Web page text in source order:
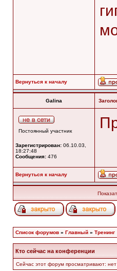
Вернуться к началу
Galina
Постоянный участник
Зарегистрирован: 06.10.03,
18:27:48
Сообщения: 476
Вернуться к началу
Список форумов » Главный » Тренинг
Кто сейчас на конференции
Сейчас этот форум просматривают: